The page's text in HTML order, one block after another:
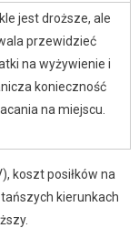
jest droższe, ale
przewidzieć
na wyżywienie i
konieczność
na miejscu.
koszt posiłków na
kierunkach